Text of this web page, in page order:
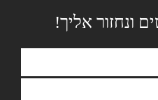
ונחזור אליך!